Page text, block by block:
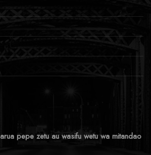
pepe zetu au wasifu wetu wa mitandao